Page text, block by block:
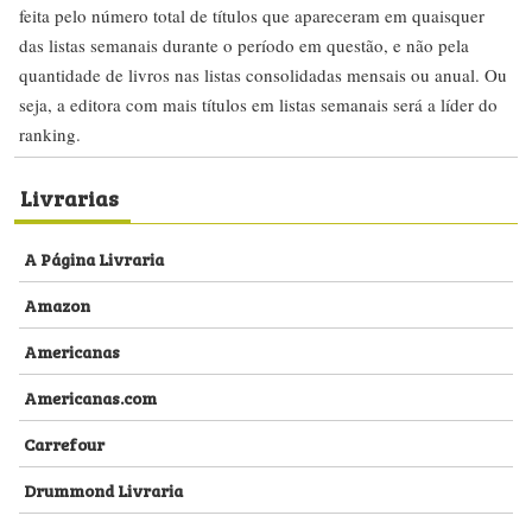
feita pelo número total de títulos que apareceram em quaisquer
das listas semanais durante o período em questão, e não pela
quantidade de livros nas listas consolidadas mensais ou anual. Ou
seja, a editora com mais títulos em listas semanais será a líder do
ranking.
Livrarias
A Página Livraria
Amazon
Americanas
Americanas.com
Carrefour
Drummond Livraria